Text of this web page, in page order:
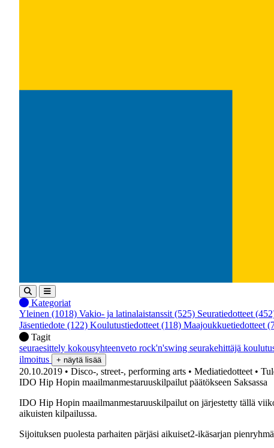
Kategoriat
Yleinen (1018) Vakio- ja latinalaistanssit (525) Seuratiedotteet
Jäsentiedote (122) Koulutustiedotteet (118) Maajoukkuetiedotteet
Tagit
seuraesittely kokousyhteenveto rock'n'swing seurakehittäjä
ilmoitus
+ näytä lisää
20.10.2019 • Disco-, street-, performing arts • Mediatiedotteet •
IDO Hip Hopin maailmanmestaruuskilpailut päätökseen Saksassa
IDO Hip Hopin maailmanmestaruuskilpailut on järjestetty tällä
aikuisten kilpailussa.
Sijoituksen puolesta parhaiten pärjäsi aikuiset2-ikäsarjan